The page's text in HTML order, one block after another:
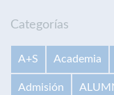
Categorías
A+S Academia
Admisión